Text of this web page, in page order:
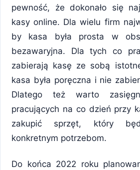
pewność, że dokonało się
kasy online. Dla wielu firm
by kasa była prosta w
bezawaryjna. Dla tych co
zabierają kasę ze sobą
kasa była poręczna i nie
Dlatego też warto
pracujących na co dzień przy
zakupić sprzęt, który
konkretnym potrzebom.
Do końca 2022 roku